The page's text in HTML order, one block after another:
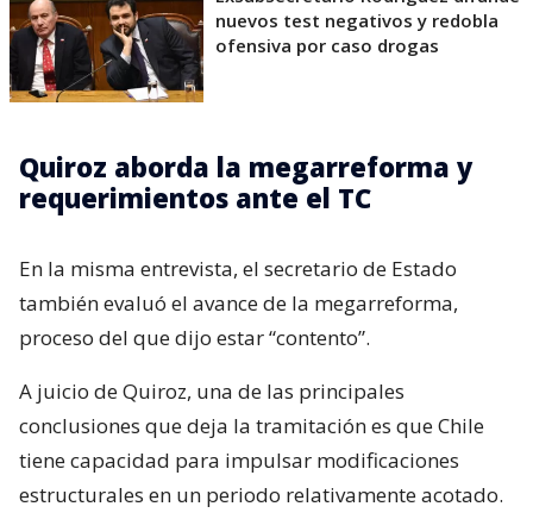
nuevos test negativos y redobla
ofensiva por caso drogas
Quiroz aborda la megarreforma y
requerimientos ante el TC
En la misma entrevista, el secretario de Estado
también evaluó el avance de la megarreforma,
proceso del que dijo estar “contento”.
A juicio de Quiroz, una de las principales
conclusiones que deja la tramitación es que Chile
tiene capacidad para impulsar modificaciones
estructurales en un periodo relativamente acotado.